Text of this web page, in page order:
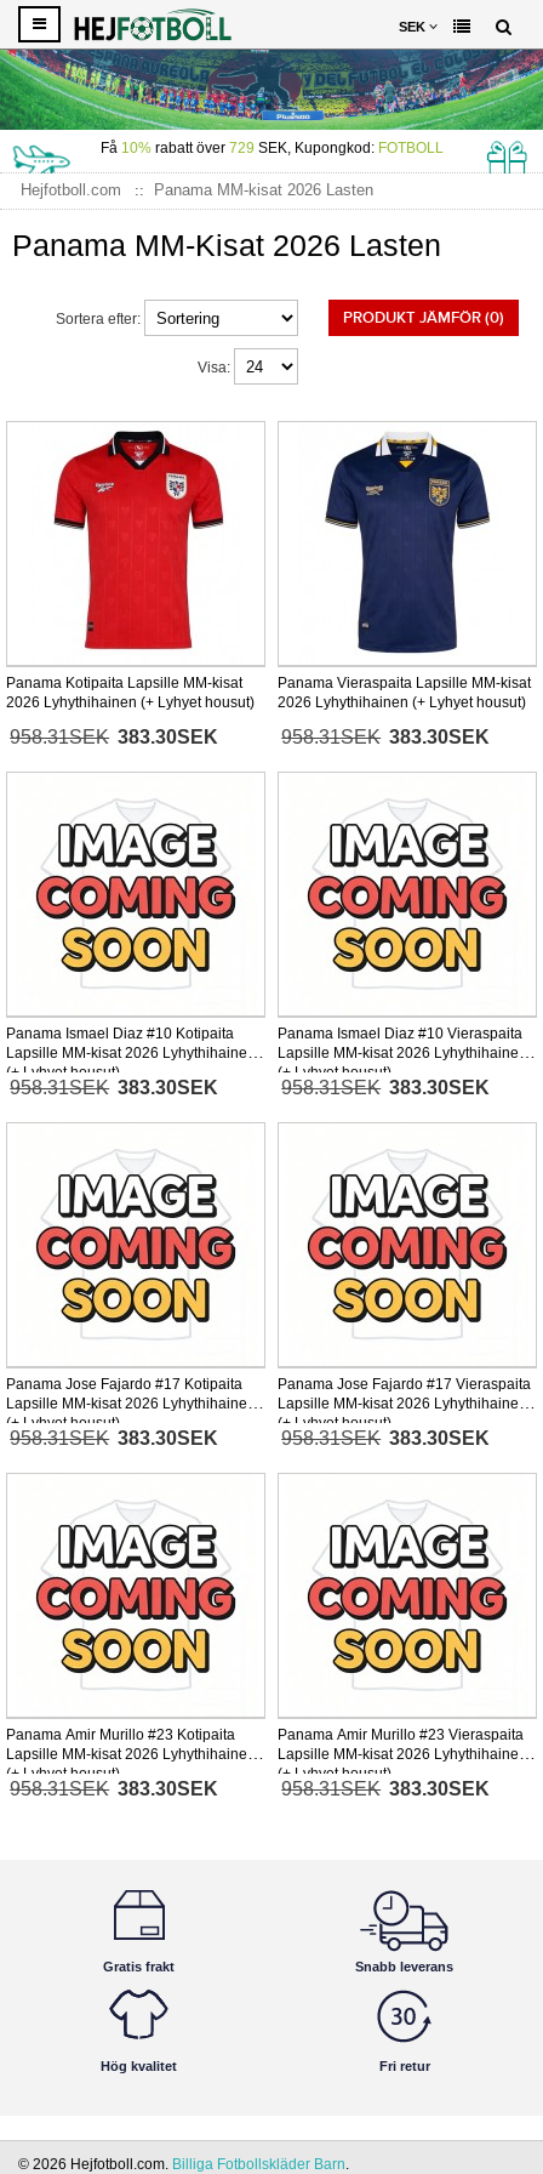
SEK
Få 10%rabatt över 729 SEK, Kupongkod: FOTBOLL
Hejfotboll.com Panama MM-kisat 2026 Lasten
Panama MM-Kisat 2026 Lasten
PRODUKT JÄMFÖR (0)
Sortera efter:
Visa:
Panama Kotipaita Lapsille MM-kisat
2026 Lyhythihainen (+ Lyhyet housut)
958.31SEK 383.30SEK
Panama Vieraspaita Lapsille MM-kisat
2026 Lyhythihainen (+ Lyhyet housut)
958.31SEK 383.30SEK
Panama Ismael Diaz #10 Kotipaita
Lapsille MM-kisat 2026 Lyhythihainen
(+ Lyhyet housut)
958.31SEK 383.30SEK
Panama Ismael Diaz #10 Vieraspaita
Lapsille MM-kisat 2026 Lyhythihainen
(+ Lyhyet housut)
958.31SEK 383.30SEK
Panama Jose Fajardo #17 Kotipaita
Lapsille MM-kisat 2026 Lyhythihainen
(+ Lyhyet housut)
958.31SEK 383.30SEK
Panama Jose Fajardo #17 Vieraspaita
Lapsille MM-kisat 2026 Lyhythihainen
(+ Lyhyet housut)
958.31SEK 383.30SEK
Panama Amir Murillo #23 Kotipaita
Lapsille MM-kisat 2026 Lyhythihainen
(+ Lyhyet housut)
958.31SEK 383.30SEK
Panama Amir Murillo #23 Vieraspaita
Lapsille MM-kisat 2026 Lyhythihainen
(+ Lyhyet housut)
958.31SEK 383.30SEK
Gratis frakt Snabb leverans
Hög kvalitet Fri retur
© 2026 Hejfotboll.com. Billiga Fotbollskläder Barn.